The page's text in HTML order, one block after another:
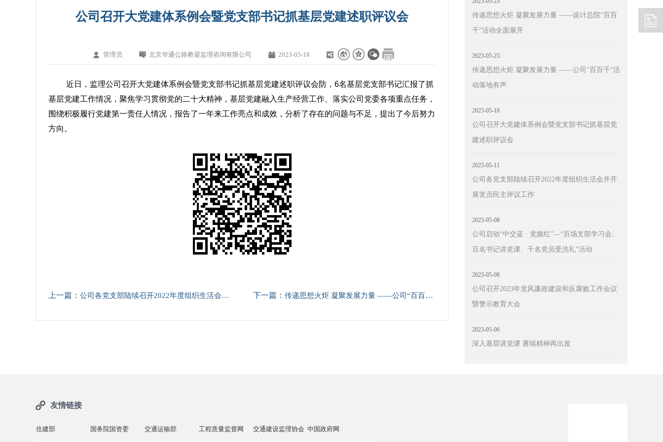
公司召开大党建体系例会暨党支部书记抓基层党建述职评议会
管理员 北京华通公路桥梁监理咨询有限公司 2023-05-18
近日，监理公司召开大党建体系例会暨党支部书记抓基层党建述职评议会防，6名基层党支部书记汇报了抓
基层党建工作情况，聚焦学习贯彻党的二十大精神，基层党建融入生产经营工作、落实公司党委各项重点任务，
围绕积极履行党建第一责任人情况，报告了一年来工作亮点和成效，分析了存在的问题与不足，提出了今后努力
方向。
上一篇： 公司各党支部陆续召开2022年度组织生活会并开展党员民主评议工作 下一篇： 传递思想火炬 凝聚发展力量 ——公司“百百千”活动落地有声
传递思想火炬 凝聚发展力量 ——设计总院“百百
千”活动全面展开
2023-05-23
传递思想火炬 凝聚发展力量 ——公司“百百千”活
动落地有声
2023-05-18
公司召开大党建体系例会暨党支部书记抓基层党
建述职评议会
2023-05-11
公司各党支部陆续召开2022年度组织生活会并开
展党员民主评议工作
2023-05-08
公司启动“中交蓝 · 党旗红”—“百场支部学习会、
百名书记讲党课、千名党员受洗礼”活动
2023-05-08
公司召开2023年党风廉政建设和反腐败工作会议
暨警示教育大会
2023-05-06
深入基层讲党课 赓续精神再出发
友情链接
国务院国资委 交通运输部 工程质量监督网 交通建设监理协会 中国政府网 住建部